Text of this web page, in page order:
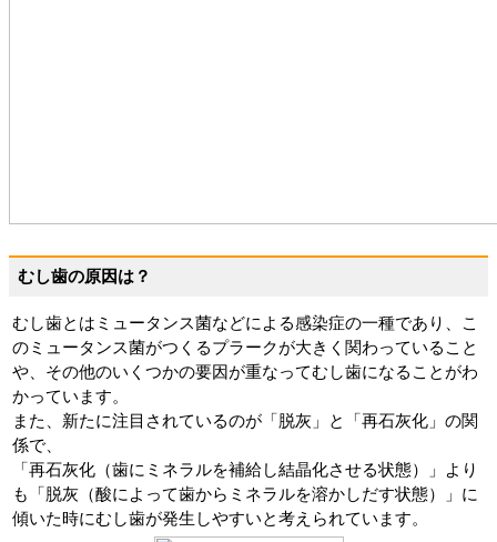
むし歯の原因は？
むし歯とはミュータンス菌などによる感染症の一種であり、こ
のミュータンス菌がつくるプラークが大きく関わっていること
や、その他のいくつかの要因が重なってむし歯になることがわ
かっています。
また、新たに注目されているのが「脱灰」と「再石灰化」の関
係で、
「再石灰化（歯にミネラルを補給し結晶化させる状態）」より
も「脱灰（酸によって歯からミネラルを溶かしだす状態）」に
傾いた時にむし歯が発生しやすいと考えられています。